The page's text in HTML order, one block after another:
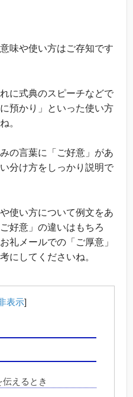
味や使い方はご存知です
に式典のスピーチなどで
預かり」といった使い方
。
の言葉に「ご好意」があ
分け方をしっかり説明で
使い方について例文をあ
好意」の違いはもちろ
礼メールでの「ご厚意」
にしてくださいね。
表示]
えるとき